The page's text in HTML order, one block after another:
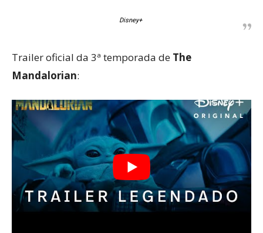
Disney+
Trailer oficial da 3ª temporada de The
Mandalorian: